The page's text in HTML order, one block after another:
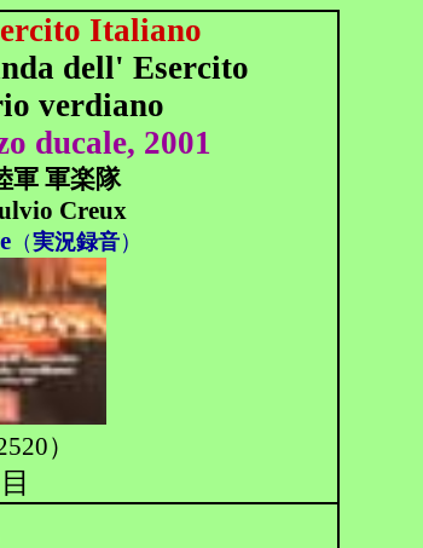
Italiano
dell' Esercito
verdiano
ducale, 2001
軍 軍楽隊
Creux
（実況録音）
）